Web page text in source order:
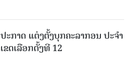
ປະກາດ ແຕ່ງຕັ້ງບຸກຄະລາກອນ ປະຈໍາ
ເຂດເລືອກຕັ້ງທີ 12